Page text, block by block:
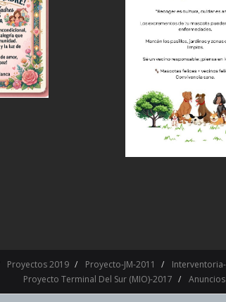
Proyectos 2019 Proyecto-JM-2011
Proyecto Terminal Del Sur (MIO)-2017